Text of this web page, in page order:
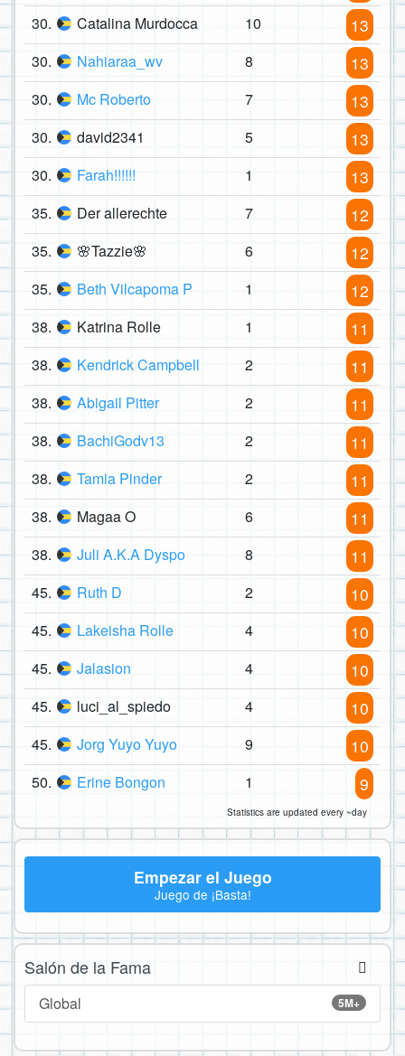
30. Catalina Murdocca 10 13
30. Nahiaraa_wv 8 13
30. Mc Roberto 7 13
30. david2341 5 13
30. Farah!!!!!! 1 13
35. Der allerechte 7 12
35. 🌸Tazzie🌸 6 12
35. Beth Vilcapoma P 1 12
38. Katrina Rolle 1 11
38. Kendrick Campbell 2 11
38. Abigail Pitter 2 11
38. BachiGodv13 2 11
38. Tamia Pinder 2 11
38. Magaa O 6 11
38. Juli A.K.A Dyspo 8 11
45. Ruth D 2 10
45. Lakeisha Rolle 4 10
45. Jalasion 4 10
45. luci_al_spiedo 4 10
45. Jorg Yuyo Yuyo 9 10
50. Erine Bongon 1 9
Statistics are updated every ~day
Empezar el Juego
Juego de ¡Basta!
Salón de la Fama
5M+
Global